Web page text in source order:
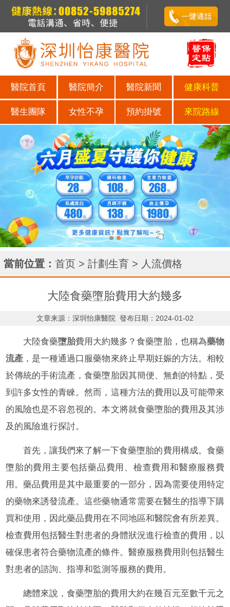
醫院首頁 醫院簡介 醫院新聞 健康科普
醫生團隊 女性不孕 預約掛號 來院路線
當前位置： 首页 > 計劃生育 > 人流價格
大陸食藥墮胎費用大約幾多
文章来源：深圳怡康醫院 發布日期：2024-01-02
大陸食藥墮胎費用大約幾多？食藥墮胎，也稱為藥物
流產 ，是一種通過口服藥物來終止早期妊娠的方法。相較
於傳統的手術流產，食藥墮胎因其簡便、無創的特點，受
到許多女性的青睞。然而，這種方法的費用以及可能帶來
的風險也是不容忽視的。本文將就食藥墮胎的費用及其涉
及的風險進行探討。
首先，讓我們來了解一下食藥墮胎的費用構成。食藥
墮胎的費用主要包括藥品費用、檢查費用和醫療服務費
用。藥品費用是其中最重要的一部分，因為需要使用特定
的藥物來誘發流產。這些藥物通常需要在醫生的指導下購
買和使用，因此藥品費用在不同地區和醫院會有所差異。
檢查費用包括醫生對患者的身體狀況進行檢查的費用，以
確保患者符合藥物流產的條件。醫療服務費用則包括醫生
對患者的諮詢、指導和監測等服務的費用。
總體來說，食藥墮胎的費用大約在幾百元至數千元之